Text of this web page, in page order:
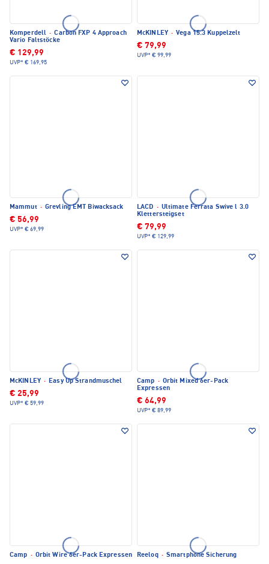
Komperdell · Carbon FXP 4 Approach
Vario Faltstöcke
€ 129,99
UVP* € 169,95
McKINLEY · Vega 15.3 Kuppelzelt
€ 79,99
UVP* € 99,99
Mammut · Grevling EMT Biwacksack
€ 56,99
UVP* € 69,99
LACD · Ultimate Ferrata Swive l 3.0
Klettersteigset
€ 79,99
UVP* € 129,99
McKINLEY · Easy Up Strandmuschel
€ 25,99
UVP* € 59,99
Camp · Orbit Mixed 6er-Pack
Expressen
€ 64,99
UVP* € 89,99
Camp · Orbit Wire 6er-Pack Expressen Reeloq · Smartphone Sicherung